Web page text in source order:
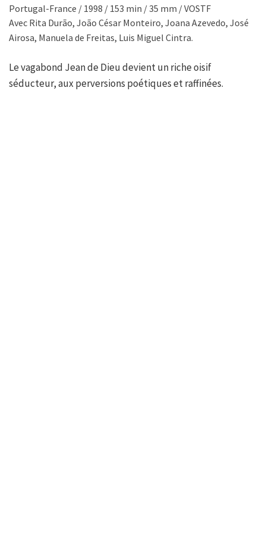
Portugal-France / 1998 / 153 min / 35 mm / VOSTF
Avec Rita Durão, João César Monteiro, Joana Azevedo, José
Airosa, Manuela de Freitas, Luis Miguel Cintra.
Le vagabond Jean de Dieu devient un riche oisif
séducteur, aux perversions poétiques et raffinées.